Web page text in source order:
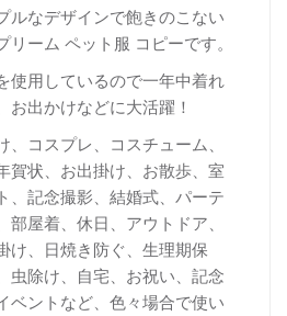
ルなデザインで飽きのこない
ーム ペット服 コピーです。
使用しているので一年中着れ
お出かけなどに大活躍！
コスプレ、コスチューム、
賀状、お出掛け、お散歩、室
、記念撮影、結婚式、パーテ
屋着、休日、アウトドア、
け、日焼き防ぐ、生理期保
虫除け、自宅、お祝い、記念
ベントなど、色々場合で使い